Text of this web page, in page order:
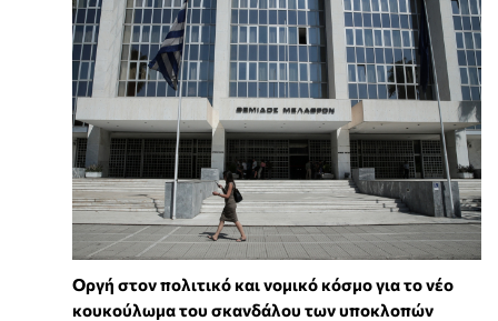
Οργή στον πολιτικό και νομικό κόσμο για το νέο
κουκούλωμα του σκανδάλου των υποκλοπών